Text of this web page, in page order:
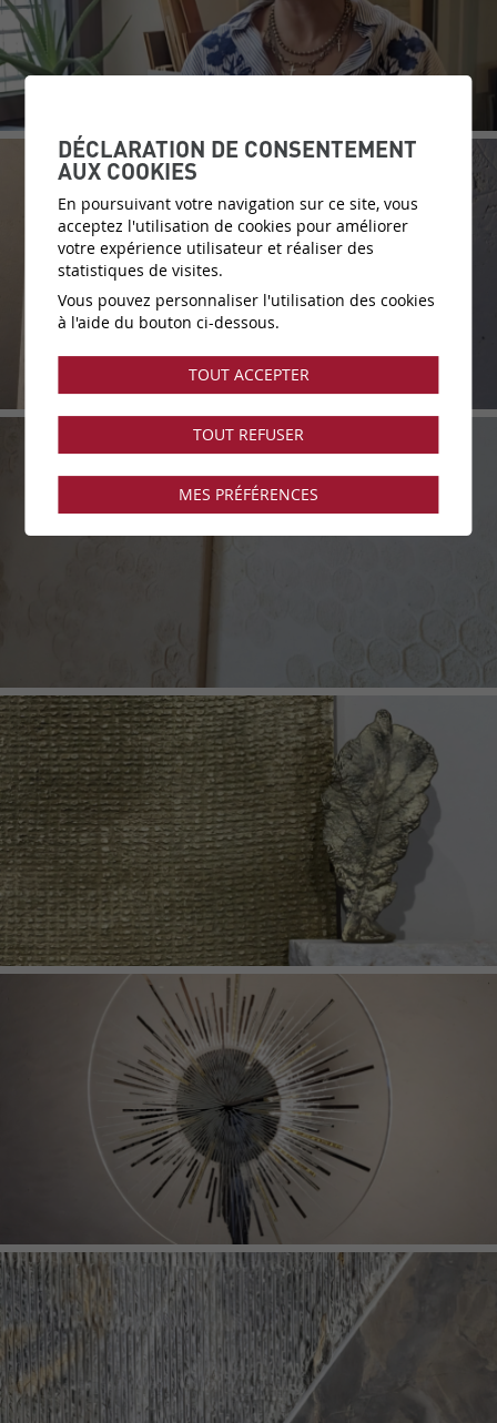
DÉCLARATION DE CONSENTEMENT
AUX COOKIES
En poursuivant votre navigation sur ce site, vous
acceptez l'utilisation de cookies pour améliorer
votre expérience utilisateur et réaliser des
statistiques de visites.
Vous pouvez personnaliser l'utilisation des cookies
à l'aide du bouton ci-dessous.
TOUT ACCEPTER
TOUT REFUSER
MES PRÉFÉRENCES